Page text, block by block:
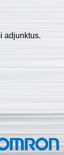
adjunktus.